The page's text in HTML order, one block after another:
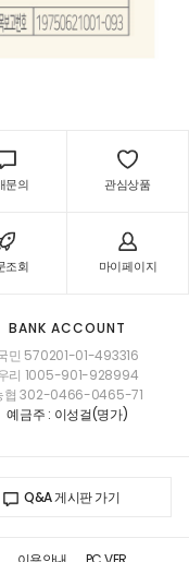
문의 관심상품
조회 마이페이지
BANK ACCOUNT
민 570201-01-493316
리 1005-901-928994
협 302-0466-0465-71
예금주 : 이성걸(명가)
Q&A 게시판 가기